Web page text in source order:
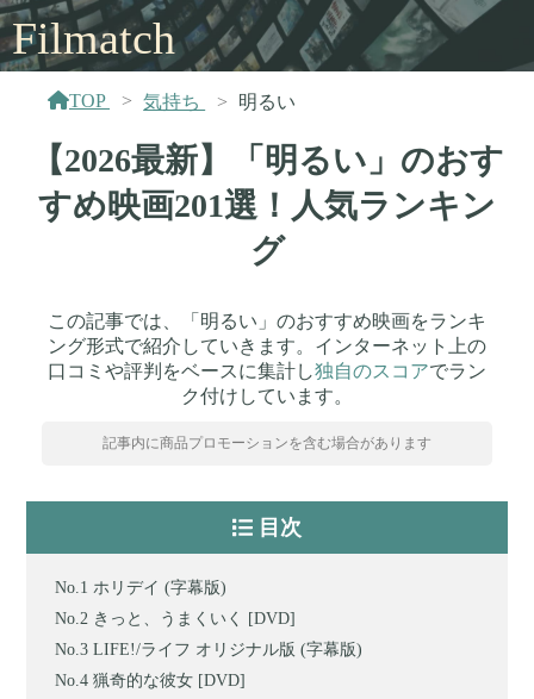
Filmatch
TOP 気持ち 明るい
【2026最新】「明るい」のおす
すめ映画201選！人気ランキン
グ
この記事では、「明るい」のおすすめ映画をランキ
ング形式で紹介していきます。インターネット上の
口コミや評判をベースに集計し独自のスコアでラン
ク付けしています。
記事内に商品プロモーションを含む場合があります
目次
ホリデイ (字幕版)
きっと、うまくいく [DVD]
LIFE!/ライフ オリジナル版 (字幕版)
猟奇的な彼女 [DVD]